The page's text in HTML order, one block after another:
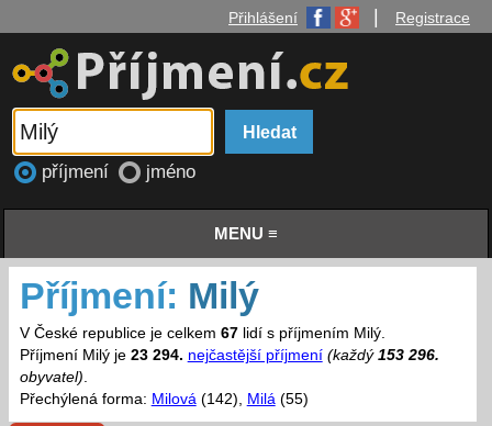
Přihlášení Registrace
příjmení jméno
MENU ≡
Příjmení: Milý
V České republice je celkem 67lidí s příjmením Milý.
Příjmení Milý je 23 294. nejčastější příjmení (každý 153 296.
obyvatel).
Přechýlená forma: Milová(142), Milá(55)